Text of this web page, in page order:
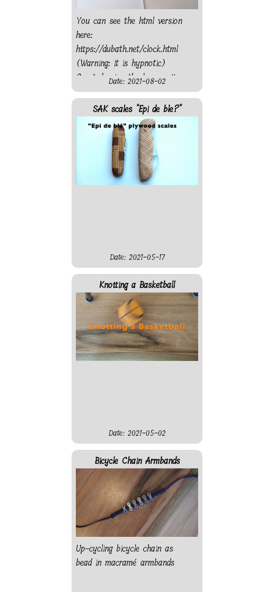
You can see the html version
here:
https://dubath.net/clock.html
(Warning: it is hypnotic)
Created using the laser cutter
from "On l'Fait" fablab. Sadly
the motor is not strong
enough and the clock work
only when hanging from the
roof, not when attached at a
Date: 2021-08-02
SAK scales "Epi de ble?"
Date: 2021-05-17
Knotting a Basketball
Date: 2021-05-02
Bicycle Chain Armbands
Up-cycling bicycle chain as
bead in macramé armbands